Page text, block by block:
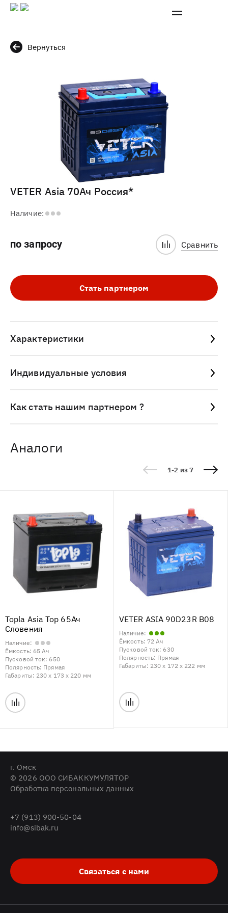
Вернуться
VETER Asia 70Ач Россия*
Наличие:
по запросу Сравнить
Стать партнером
Характеристики
Индивидуальные условия
Как стать нашим партнером ?
Аналоги
1-2 из 7
Topla Asia Top 65Ач
Словения
Наличие:
Ёмкость: 65 Ач
Пусковой ток: 650
Полярность: Прямая
Габариты: 230 x 173 x 220 мм
VETER ASIA 90D23R B08
Наличие:
Ёмкость: 72 Ач
Пусковой ток: 630
Полярность: Прямая
Габариты: 230 x 172 x 222 мм
г. Омск
© 2026 ООО СИБАККУМУЛЯТОР
Обработка персональных данных
+7 (913) 900-50-04
info@sibak.ru
Связаться с нами